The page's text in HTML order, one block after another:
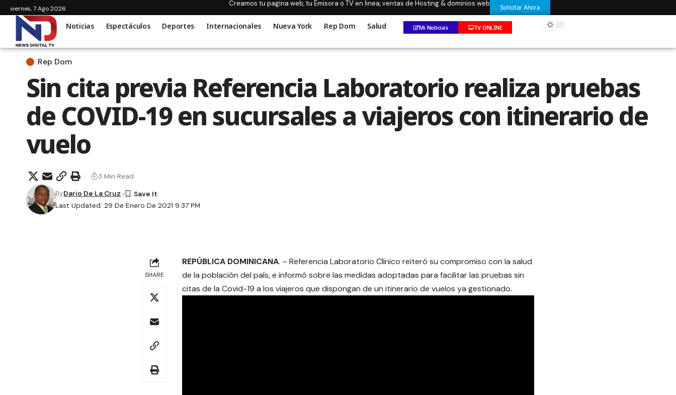
viernes, 7 Ago 2026
Creamos tu pagina web, tu Emisora o TV en linea, ventas de Hosting & dominios web Solicitar Ahora
Noticias Espectáculos Deportes Internacionales Nueva York Rep Dom Salud Mi Noticias TV ONLINE
Rep Dom
Sin cita previa Referencia Laboratorio realiza pruebas
de COVID-19 en sucursales a viajeros con itinerario de
vuelo
Last Updated: 29 De Enero De 2021 9:37 PM
ByDario De La Cruz
3 Min Read
SHARE
REPÚBLICA DOMINICANA. – Referencia Laboratorio Clínico reiteró su compromiso con la salud
de la población del país, e informó sobre las medidas adoptadas para facilitar las pruebas sin
citas de la Covid-19 a los viajeros que dispongan de un itinerario de vuelos ya gestionado.